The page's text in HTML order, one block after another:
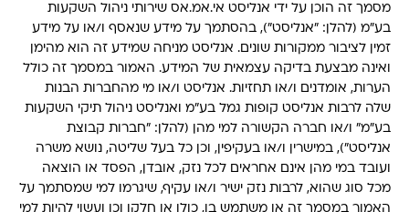
מסמך זה הוכן על ידי אנליסט אי.אמ.אס שירותי ניהול השקעות
בע"מ (להלן: "אנליסט"), בהסתמך על מידע שנאסף ו/או על מידע
זמין לציבור ממקורות שונים. אנליסט מניחה שמידע זה הוא מהימן
ואינה מבצעת בדיקה עצמאית של המידע. האמור במסמך זה כולל
הערות, אומדנים ו/או תחזיות. אנליסט ו/או מי מהחברות הבנות
שלה לרבות אנליסט קופות גמל בע"מ ואנליסט ניהול תיקי השקעות
בע"מ" ו/או חברה הקשורה למי מהן (להלן: "חברות קבוצת
אנליסט"), במישרין ו/או בעקיפין, וכן כל בעל שליטה, נושא משרה
ועובד במי מהן אינם אחראים לכל נזק, אובדן, הפסד או הוצאה
מכל סוג שהוא, לרבות נזק ישיר ו/או עקיף, שיגרמו למי שמסתמך על
האמור במסמך זה או משתמש בו, כולו או חלקו וכן ועשוי להיות למי